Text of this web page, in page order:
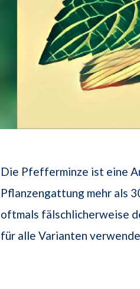
Die Pfefferminze ist eine
Pflanzengattung mehr als
oftmals fälschlicherweise
für alle Varianten